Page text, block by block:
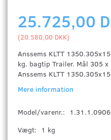
25.725,00
(20.580,00 DKK)
Anssems KLTT
kg. bagtip Trailer. Mål 305
Anssems KLTT
Mere information
Model/varenr.:
Vægt:
1 kg